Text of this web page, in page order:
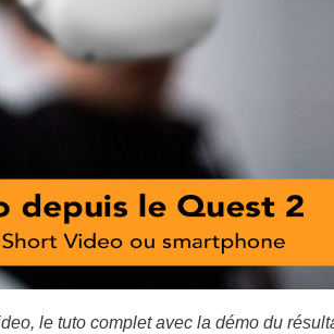
le tuto complet avec la démo du